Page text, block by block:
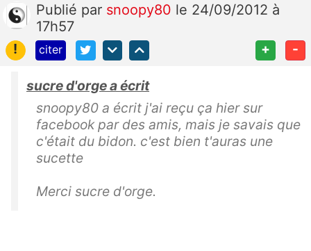
Publié par snoopy80 le 24/09/2012 à
17h57
!
citer + -
sucre d'orge a écrit
snoopy80 a écrit j'ai reçu ça hier sur
facebook par des amis, mais je savais que
c'était du bidon. c'est bien t'auras une
sucette
Merci sucre d'orge.